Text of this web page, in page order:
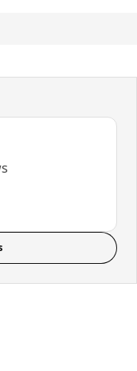
Totaal beoordelingen: 2